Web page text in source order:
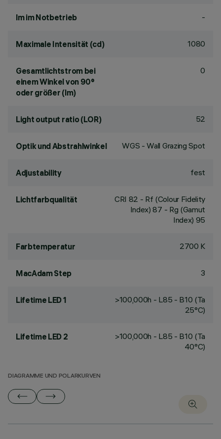
lm im Notbetrieb -
Maximale Intensität (cd) 1080
Gesamtlichtstrom bei
einem Winkel von 90°
oder größer (lm)
0
Light output ratio (LOR) 52
Optik und Abstrahlwinkel WGS - Wall Grazing Spot
Adjustability fest
Lichtfarbqualität CRI 82 - Rf (Colour Fidelity
Index) 87 - Rg (Gamut
Index) 95
Farbtemperatur 2700 K
MacAdam Step 3
Lifetime LED 1
>100,000h - L85 - B10 (Ta
25°C)
Lifetime LED 2
>100,000h - L85 - B10 (Ta
40°C)
DIAGRAMME UND POLARKURVEN